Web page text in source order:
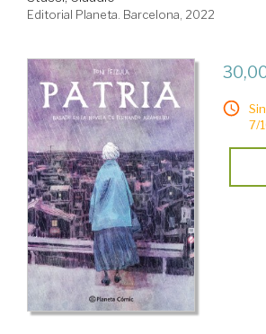
Editorial Planeta. Barcelona, 2022
7/